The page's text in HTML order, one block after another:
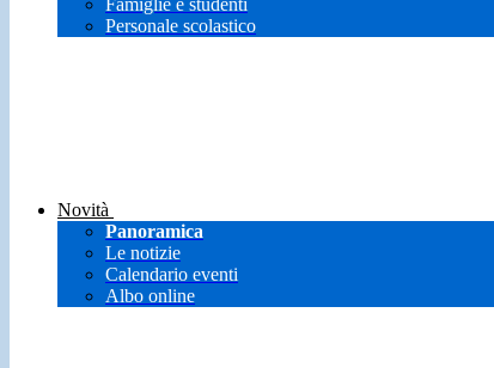
Famiglie e studenti
Personale scolastico
Novità
Panoramica
Le notizie
Calendario eventi
Albo online